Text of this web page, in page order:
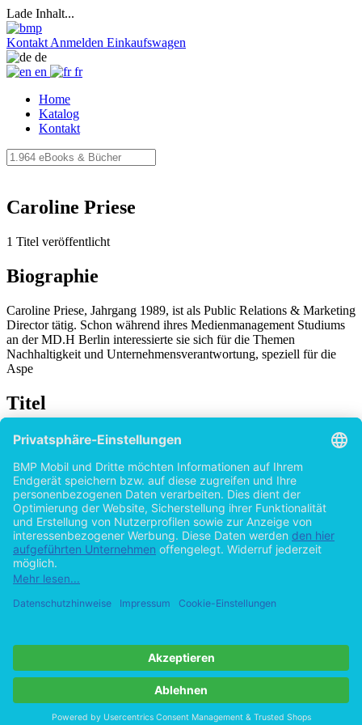
Lade Inhalt...
Kontakt Anmelden Einkaufswagen
de
en
fr
Home
Katalog
Kontakt
Caroline Priese
1 Titel veröffentlicht
Biographie
Caroline Priese, Jahrgang 1989, ist als Public Relations & Marketing
Director tätig. Schon während ihres Medienmanagement Studiums
an der MD.H Berlin interessierte sie sich für die Themen
Nachhaltigkeit und Unternehmensverantwortung, speziell für die
Aspe
Titel
Corporate Social Responsibility vs. Social
Business: Die Analogie zweier
Unternehmensverantwortungskonzepte
vonCaroline Priese (Autor:in) 2013
©2011 Bachelorarbeit 65 Seiten
Hilfe/FAQ
Datenschutz
Copyright ©Imprint in der Bedey & Thoms Media GmbH powered
Cookie-Einstellungen